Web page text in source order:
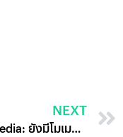
NEXT
กลุ่ม Media: ยังมีโมเมนตั้มฟื้นตัวในปี 2023 แต่ให้เลือกหุ้นเป็นรายตัว